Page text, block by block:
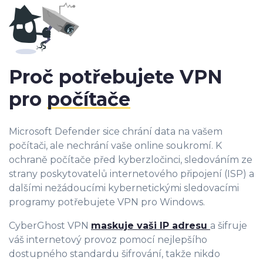
Proč potřebujete VPN
pro počítače
Microsoft Defender sice chrání data na vašem
počítači, ale nechrání vaše online soukromí. K
ochraně počítače před kyberzločinci, sledováním ze
strany poskytovatelů internetového připojení (ISP) a
dalšími nežádoucími kybernetickými sledovacími
programy potřebujete VPN pro Windows.
CyberGhost VPN maskuje vaši IP adresu a šifruje
váš internetový provoz pomocí nejlepšího
dostupného standardu šifrování, takže nikdo